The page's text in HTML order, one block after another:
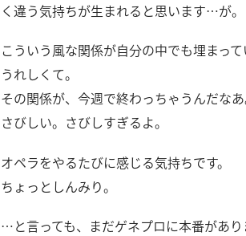
く違う気持ちが生まれると思います…が。
こういう風な関係が自分の中でも埋まっ
うれしくて。
その関係が、今週で終わっちゃうんだなあ
さびしい。さびしすぎるよ。
オペラをやるたびに感じる気持ちです。
ちょっとしんみり。
…と言っても、まだゲネプロに本番があり